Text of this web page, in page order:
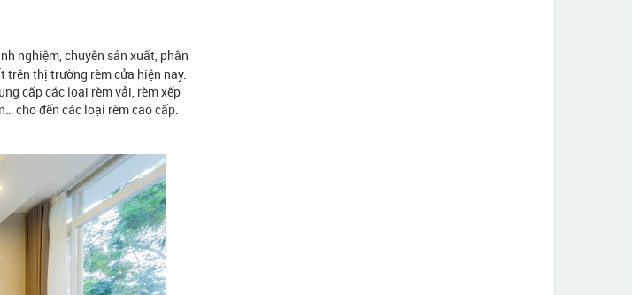
nghiệm, chuyên sản xuất, phân
trên thị trường rèm cửa hiện nay.
cấp các loại rèm vải, rèm xếp
cho đến các loại rèm cao cấp.